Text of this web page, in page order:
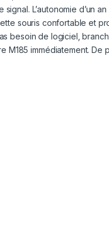
L’autonomie d’un
souris confortable et
besoin de logiciel,
immédiatement. De